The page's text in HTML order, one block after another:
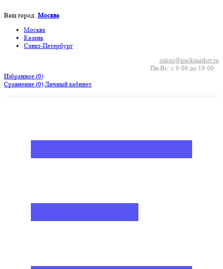
Ваш город: Москва
Москва
Казань
Санкт-Петербург
Пн-Вс: с 9:00 до 19:00
zakaz@packmarket.ru
Избранное (0)
Сравнение (0) Личный кабинет